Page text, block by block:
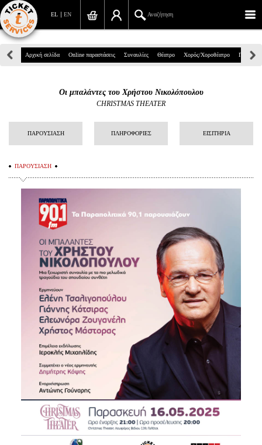
EN
EL Αναζήτηση
Πανεπιστημίου 39, Αθήνα
info@ticketservices.gr
Αναζήτηση
Σύνδεση/Εγγραφή
Προσωπικά Δεδομένα
Πληροφορίες
Είσοδος διαχειριστή
Αρχική σελίδα Online παραστάσεις Συναυλίες Θέατρο Χορός/Χοροθέατρο Παιδικά
Οι μπαλάντες του Χρήστου Νικολόπουλου
CHRISTMAS THEATER
ΠΑΡΟΥΣΙΑΣΗ ΠΛΗΡΟΦΟΡΙΕΣ ΕΙΣΙΤΗΡΙΑ
ΠΑΡΟΥΣΙΑΣΗ